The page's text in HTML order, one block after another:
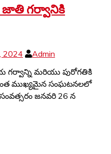
జాతి గర్వానికి
2024
Admin
గర్వాన్ని మరియు పురోగతికి
ముఖ్యమైన సంఘటనలలో
జనవరి 26 న